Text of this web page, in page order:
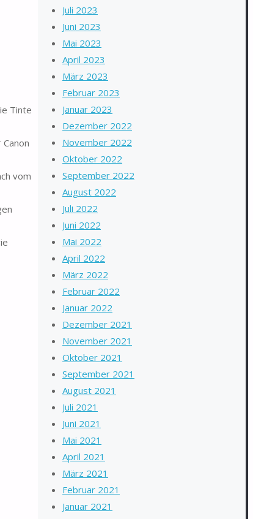
Tinte
vom
Juli 2023
Juni 2023
Mai 2023
April 2023
März 2023
Februar 2023
Januar 2023
Dezember 2022
November 2022
Oktober 2022
September 2022
August 2022
Juli 2022
Juni 2022
Mai 2022
April 2022
März 2022
Februar 2022
Januar 2022
Dezember 2021
November 2021
Oktober 2021
September 2021
August 2021
Juli 2021
Juni 2021
Mai 2021
April 2021
März 2021
Februar 2021
Januar 2021